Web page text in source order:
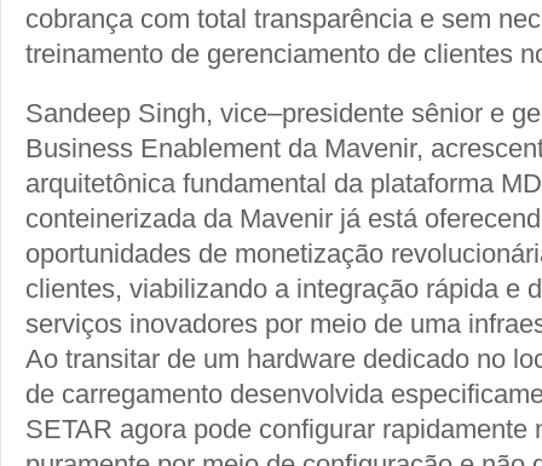
cobrança com total transparência e sem
treinamento de gerenciamento de clientes
Sandeep Singh, vice–presidente sênior e
Business Enablement da Mavenir,
arquitetônica fundamental da plataforma
conteinerizada da Mavenir já está
oportunidades de monetização
clientes, viabilizando a integração rápida e
serviços inovadores por meio de uma
Ao transitar de um hardware dedicado no
de carregamento desenvolvida
SETAR agora pode configurar rapidamente